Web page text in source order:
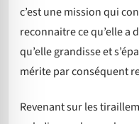
c’est une mission qui
reconnaitre ce qu’elle a
qu’elle grandisse et
mérite par conséquent
Revenant sur les